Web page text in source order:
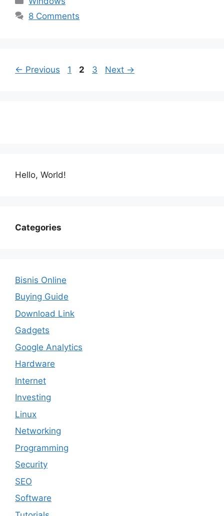
8 Comments
← Previous Page
1 Page
2 Page
3 Next →
Hello, World!
Categories
Bisnis Online
Buying Guide
Download Link
Gadgets
Google Analytics
Hardware
Internet
Investing
Linux
Networking
Programming
Security
SEO
Software